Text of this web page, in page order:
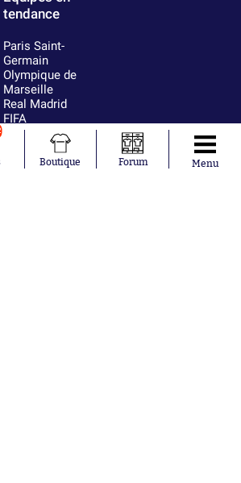
tendance
Paris Saint-
Germain
Olympique de
Marseille
Real Madrid
FIFA
Olympique
AS Monaco
Boutique Forum Menu